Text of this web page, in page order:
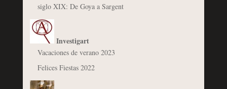
siglo XIX: De Goya a Sargent
Investigart
Vacaciones de verano 2023
Felices Fiestas 2022